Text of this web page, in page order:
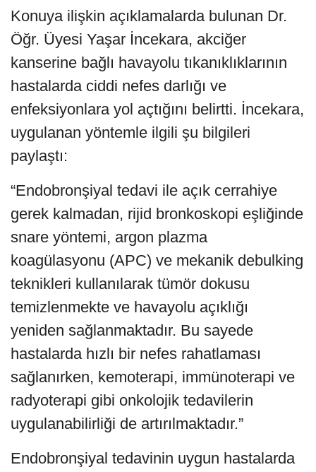
Konuya ilişkin açıklamalarda bulunan Dr.
Öğr. Üyesi Yaşar İncekara, akciğer
kanserine bağlı havayolu tıkanıklıklarının
hastalarda ciddi nefes darlığı ve
enfeksiyonlara yol açtığını belirtti. İncekara,
uygulanan yöntemle ilgili şu bilgileri
paylaştı:
“Endobronşiyal tedavi ile açık cerrahiye
gerek kalmadan, rijid bronkoskopi eşliğinde
snare yöntemi, argon plazma
koagülasyonu (APC) ve mekanik debulking
teknikleri kullanılarak tümör dokusu
temizlenmekte ve havayolu açıklığı
yeniden sağlanmaktadır. Bu sayede
hastalarda hızlı bir nefes rahatlaması
sağlanırken, kemoterapi, immünoterapi ve
radyoterapi gibi onkolojik tedavilerin
uygulanabilirliği de artırılmaktadır.”
Endobronşiyal tedavinin uygun hastalarda